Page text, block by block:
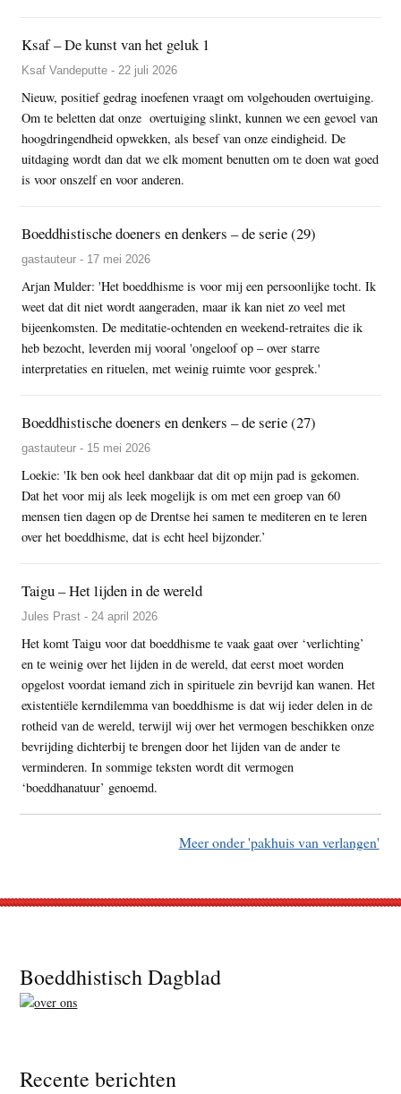
Ksaf – De kunst van het geluk 1
Ksaf Vandeputte - 22 juli 2026
Nieuw, positief gedrag inoefenen vraagt om volgehouden overtuiging.
Om te beletten dat onze overtuiging slinkt, kunnen we een gevoel van
hoogdringendheid opwekken, als besef van onze eindigheid. De
uitdaging wordt dan dat we elk moment benutten om te doen wat goed
is voor onszelf en voor anderen.
Boeddhistische doeners en denkers – de serie (29)
gastauteur - 17 mei 2026
Arjan Mulder: 'Het boeddhisme is voor mij een persoonlijke tocht. Ik
weet dat dit niet wordt aangeraden, maar ik kan niet zo veel met
bijeenkomsten. De meditatie-ochtenden en weekend-retraites die ik
heb bezocht, leverden mij vooral 'ongeloof op – over starre
interpretaties en rituelen, met weinig ruimte voor gesprek.'
Boeddhistische doeners en denkers – de serie (27)
gastauteur - 15 mei 2026
Loekie: 'Ik ben ook heel dankbaar dat dit op mijn pad is gekomen.
Dat het voor mij als leek mogelijk is om met een groep van 60
mensen tien dagen op de Drentse hei samen te mediteren en te leren
over het boeddhisme, dat is echt heel bijzonder.’
Taigu – Het lijden in de wereld
Jules Prast - 24 april 2026
Het komt Taigu voor dat boeddhisme te vaak gaat over ‘verlichting’
en te weinig over het lijden in de wereld, dat eerst moet worden
opgelost voordat iemand zich in spirituele zin bevrijd kan wanen. Het
existentiële kerndilemma van boeddhisme is dat wij ieder delen in de
rotheid van de wereld, terwijl wij over het vermogen beschikken onze
bevrijding dichterbij te brengen door het lijden van de ander te
verminderen. In sommige teksten wordt dit vermogen
‘boeddhanatuur’ genoemd.
Meer onder 'pakhuis van verlangen'
Footer
Boeddhistisch Dagblad
Recente berichten